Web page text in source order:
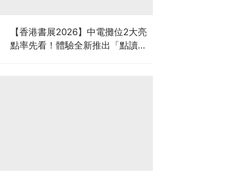
【香港書展2026】中電攤位2大亮
點率先看！體驗全新推出「點讀故